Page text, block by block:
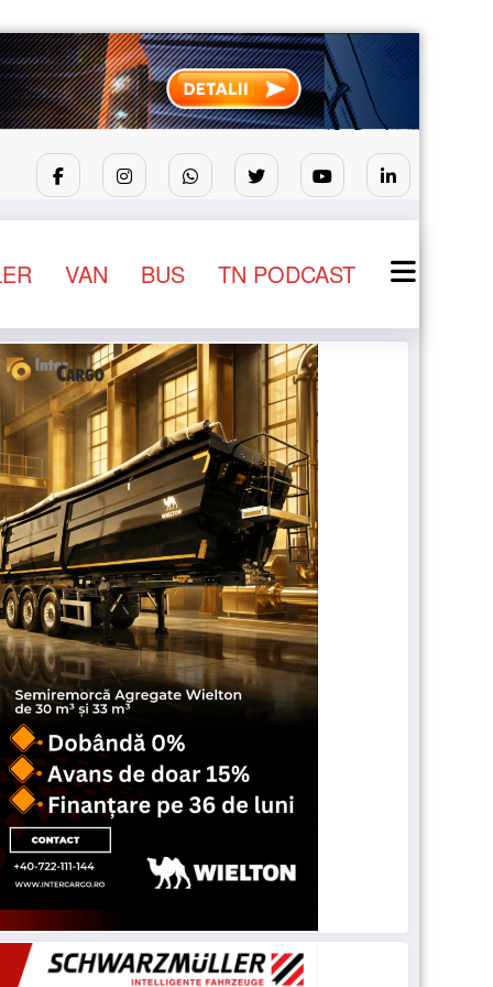
VAN BUS TN PODCAST
Sailun își extinde gama de anvelope
NEWS STIRI